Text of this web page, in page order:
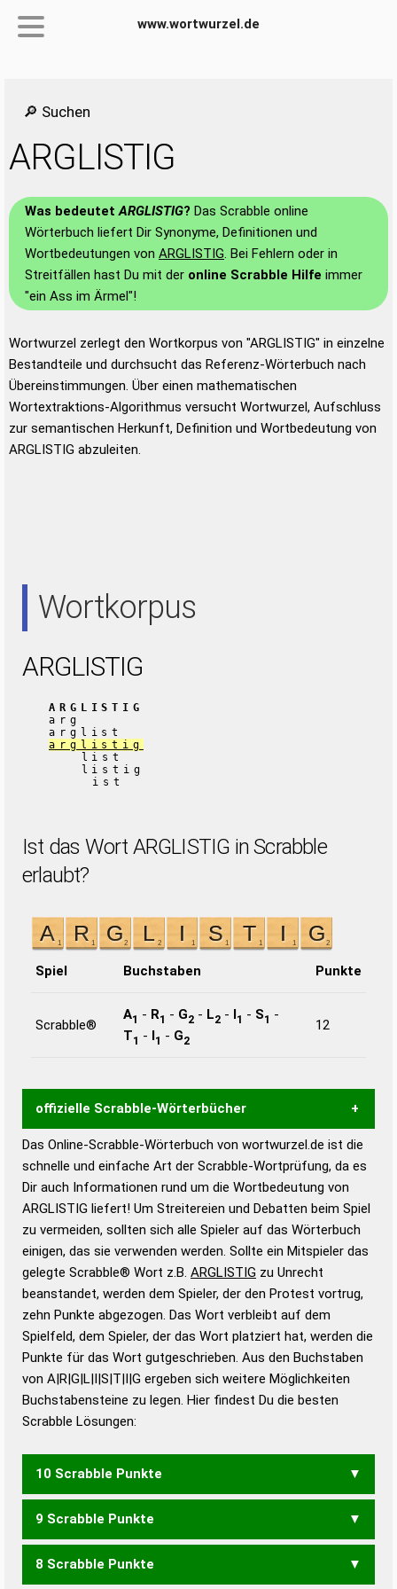
www.wortwurzel.de
🔎 Suchen
ARGLISTIG
Was bedeutetARGLISTIG? Das Scrabble online
Wörterbuch liefert Dir Synonyme, Definitionen und
Wortbedeutungen von ARGLISTIG. Bei Fehlern oder in
Streitfällen hast Du mit der online Scrabble Hilfe immer
"ein Ass im Ärmel"!
Wortwurzel zerlegt den Wortkorpus von "ARGLISTIG" in einzelne
Bestandteile und durchsucht das Referenz-Wörterbuch nach
Übereinstimmungen. Über einen mathematischen
Wortextraktions-Algorithmus versucht Wortwurzel, Aufschluss
zur semantischen Herkunft, Definition und Wortbedeutung von
ARGLISTIG abzuleiten.
Wortkorpus
ARGLISTIG
ARGLISTIG
arg
arglist
arglistig
list
listig
ist
Ist das Wort ARGLISTIG in Scrabble
erlaubt?
Spiel Buchstaben Punkte
Scrabble®
A1 - R1 - G2 - L2 - I1 - S1 -
T1 - I1 - G2
12
offizielle Scrabble-Wörterbücher
Wortwurzel liefert mit Hilfe eines semantischen
Wortanalyse-Algorithmus gute Anhaltspunkte zu
Wortbedeutung, Worttrennung und Wortform, um die
Gültigkeit eines Wortes für das Scrabble-Spiel zu
bestimmen!
zugelassene Turnier Scrabble-
Wörterbücher sind:
Duden – Standardwerk in 12 Bänden
Duden – Richtiges und gutes
Deutsch
Duden – Die deutsche Grammatik
Duden – Deutsches
Das Online-Scrabble-Wörterbuch von wortwurzel.de ist die
schnelle und einfache Art der Scrabble-Wortprüfung, da es
Dir auch Informationen rund um die Wortbedeutung von
ARGLISTIG liefert! Um Streitereien und Debatten beim Spiel
zu vermeiden, sollten sich alle Spieler auf das Wörterbuch
einigen, das sie verwenden werden. Sollte ein Mitspieler das
gelegte Scrabble® Wort z.B. ARGLISTIG zu Unrecht
beanstandet, werden dem Spieler, der den Protest vortrug,
zehn Punkte abgezogen. Das Wort verbleibt auf dem
Spielfeld, dem Spieler, der das Wort platziert hat, werden die
Punkte für das Wort gutgeschrieben. Aus den Buchstaben
von A|R|G|L|I|S|T|I|G ergeben sich weitere Möglichkeiten
Buchstabensteine zu legen. Hier findest Du die besten
Scrabble Lösungen:
10 Scrabble Punkte
GLASTIG
9 Scrabble Punkte
GLASIG TALGIG GARSTIG
8 Scrabble Punkte